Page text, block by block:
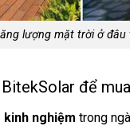
lượng mặt trời ở đâu
để
kinh nghiệm trong